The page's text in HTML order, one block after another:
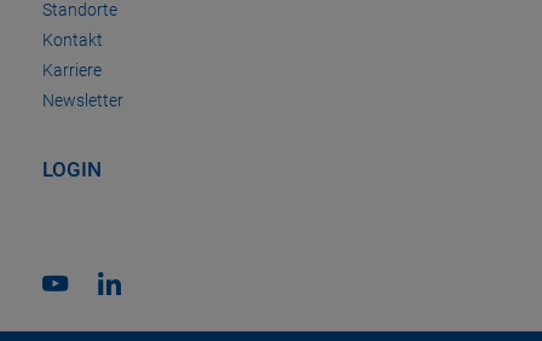
Standorte
Kontakt
Karriere
Newsletter
LOGIN